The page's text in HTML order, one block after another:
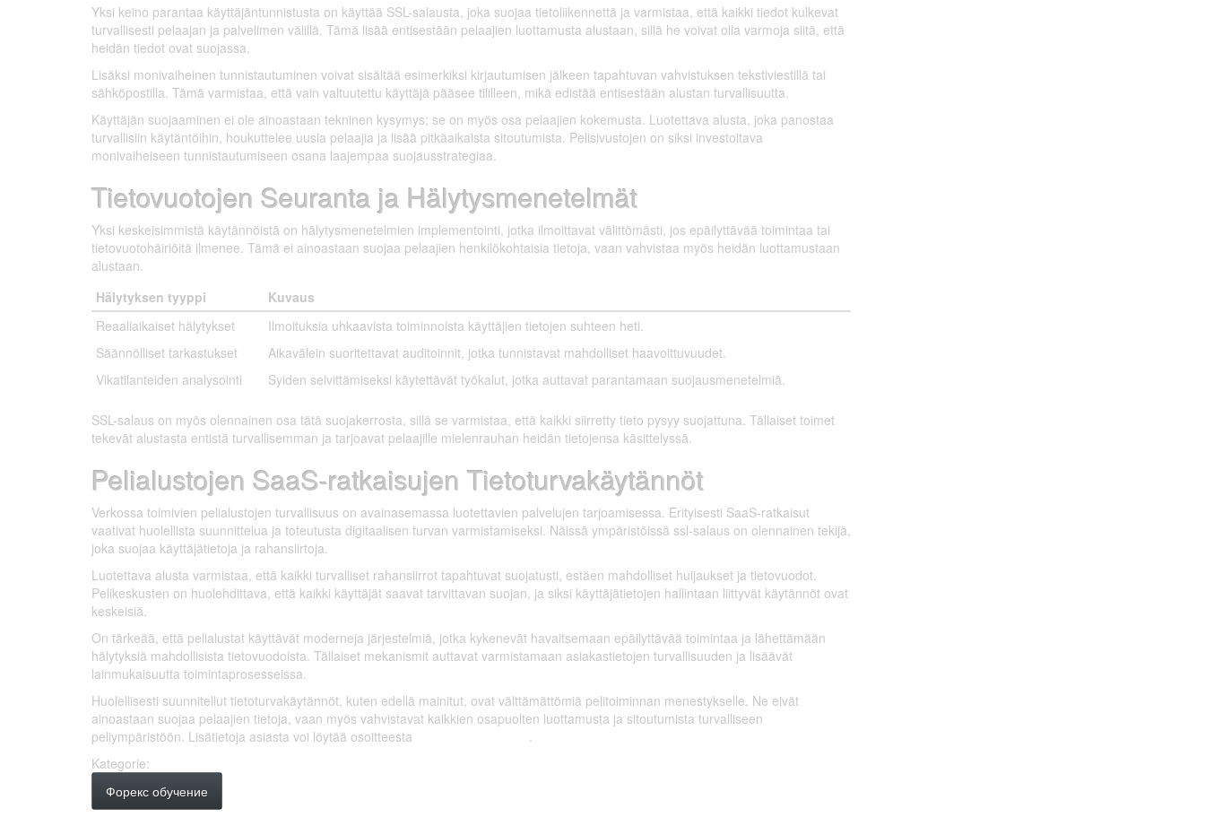
Yksi keino parantaa käyttäjäntunnistusta on käyttää SSL-salausta, joka suojaa tietoliikennettä ja varmistaa, että kaikki tiedot kulkevat
turvallisesti pelaajan ja palvelimen välillä. Tämä lisää entisestään pelaajien luottamusta alustaan, sillä he voivat olla varmoja siitä, että
heidän tiedot ovat suojassa.
Lisäksi monivaiheinen tunnistautuminen voivat sisältää esimerkiksi kirjautumisen jälkeen tapahtuvan vahvistuksen tekstiviestillä tai
sähköpostilla. Tämä varmistaa, että vain valtuutettu käyttäjä pääsee tililleen, mikä edistää entisestään alustan turvallisuutta.
Käyttäjän suojaaminen ei ole ainoastaan tekninen kysymys; se on myös osa pelaajien kokemusta. Luotettava alusta, joka panostaa
turvallisiin käytäntöihin, houkuttelee uusia pelaajia ja lisää pitkäaikaista sitoutumista. Pelisivustojen on siksi investoitava
monivaiheiseen tunnistautumiseen osana laajempaa suojausstrategiaa.
Tietovuotojen Seuranta ja Hälytysmenetelmät
Yksi keskeisimmistä käytännöistä on hälytysmenetelmien implementointi, jotka ilmoittavat välittömästi, jos epäilyttävää toimintaa tai
tietovuotohäiriöitä ilmenee. Tämä ei ainoastaan suojaa pelaajien henkilökohtaisia tietoja, vaan vahvistaa myös heidän luottamustaan
alustaan.
Hälytyksen tyyppi
Kuvaus
Reaaliaikaiset hälytykset
Ilmoituksia uhkaavista toiminnoista käyttäjien tietojen suhteen heti.
Säännölliset tarkastukset
Aikavälein suoritettavat auditoinnit, jotka tunnistavat mahdolliset haavoittuvuudet.
Vikatilanteiden analysointi
Syiden selvittämiseksi käytettävät työkalut, jotka auttavat parantamaan suojausmenetelmiä.
SSL-salaus on myös olennainen osa tätä suojakerrosta, sillä se varmistaa, että kaikki siirretty tieto pysyy suojattuna. Tällaiset toimet
tekevät alustasta entistä turvallisemman ja tarjoavat pelaajille mielenrauhan heidän tietojensa käsittelyssä.
Pelialustojen SaaS-ratkaisujen Tietoturvakäytännöt
Verkossa toimivien pelialustojen turvallisuus on avainasemassa luotettavien palvelujen tarjoamisessa. Erityisesti SaaS-ratkaisut
vaativat huolellista suunnittelua ja toteutusta digitaalisen turvan varmistamiseksi. Näissä ympäristöissä ssl-salaus on olennainen tekijä,
joka suojaa käyttäjätietoja ja rahansiirtoja.
Luotettava alusta varmistaa, että kaikki turvalliset rahansiirrot tapahtuvat suojatusti, estäen mahdolliset huijaukset ja tietovuodot.
Pelikeskusten on huolehdittava, että kaikki käyttäjät saavat tarvittavan suojan, ja siksi käyttäjätietojen hallintaan liittyvät käytännöt ovat
keskeisiä.
On tärkeää, että pelialustat käyttävät moderneja järjestelmiä, jotka kykenevät havaitsemaan epäilyttävää toimintaa ja lähettämään
hälytyksiä mahdollisista tietovuodoista. Tällaiset mekanismit auttavat varmistamaan asiakastietojen turvallisuuden ja lisäävät
lainmukaisuutta toimintaprosesseissa.
Huolellisesti suunnitellut tietoturvakäytännöt, kuten edellä mainitut, ovat välttämättömiä pelitoiminnan menestykselle. Ne eivät
ainoastaan suojaa pelaajien tietoja, vaan myös vahvistavat kaikkien osapuolten luottamusta ja sitoutumista turvalliseen
peliympäristöön. Lisätietoja asiasta voi löytää osoitteesta
.
Kategorie:
Форекс обучение